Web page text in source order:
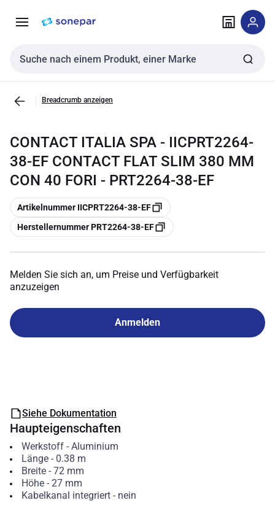
NavigationInhalt
Sucheingabe
Breadcrumb anzeigen
CONTACT ITALIA SPA - IICPRT2264-
38-EF CONTACT FLAT SLIM 380 MM
CON 40 FORI - PRT2264-38-EF
Kopieren
Artikelnummer IICPRT2264-38-EF
Kopieren
Herstellernummer PRT2264-38-EF
Melden Sie sich an, um Preise und Verfügbarkeit
anzuzeigen
Anmelden
Siehe Dokumentation
Haupteigenschaften
Werkstoff- Aluminium
Länge- 0.38 m
Breite- 72 mm
Höhe- 27 mm
Kabelkanal integriert- nein